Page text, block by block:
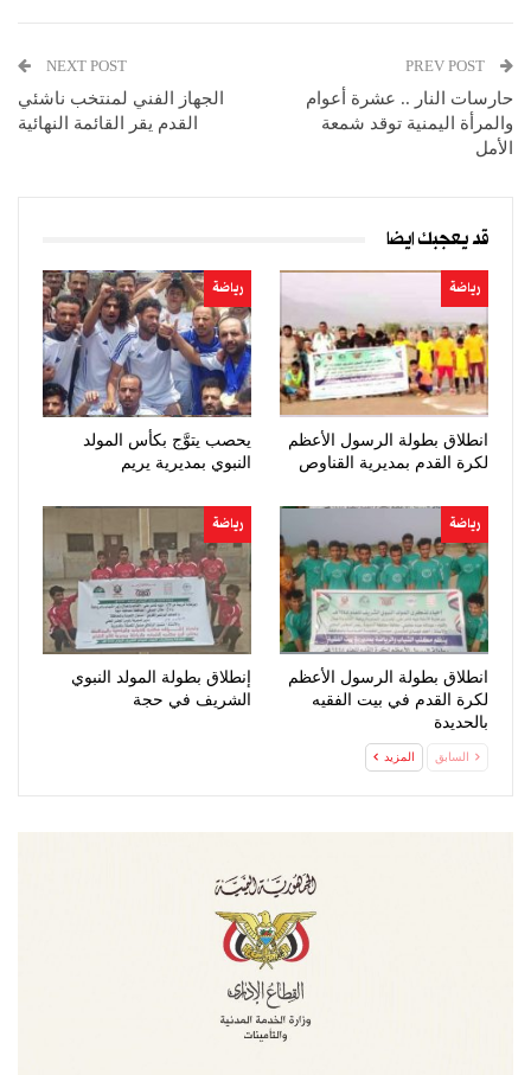
حارسات النار .. عشرة أعوام
والمرأة اليمنية توقد شمعة
الأمل
NEXT POST
الجهاز الفني لمنتخب ناشئي
القدم يقر القائمة النهائية
قد يعجبك ايضا
رياضة
انطلاق بطولة الرسول الأعظم
لكرة القدم بمديرية القناوص
رياضة
يحصب يتوَّج بكأس المولد
النبوي بمديرية يريم
رياضة
انطلاق بطولة الرسول الأعظم
لكرة القدم في بيت الفقيه
بالحديدة
رياضة
إنطلاق بطولة المولد النبوي
الشريف في حجة
السابق المزيد